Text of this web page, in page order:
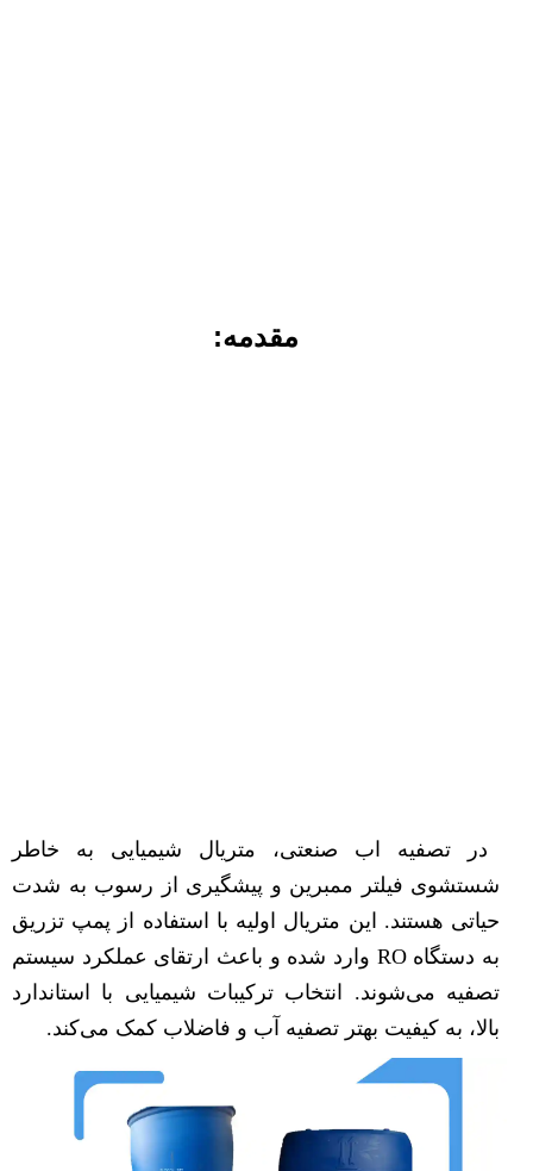
مقدمه:
در تصفیه اب صنعتی، متریال شیمیایی به خاطر
شستشوی فیلتر ممبرین و پیشگیری از رسوب به شدت
حیاتی هستند. این متریال اولیه با استفاده از پمپ تزریق
به دستگاه RO وارد شده و باعث ارتقای عملکرد سیستم
تصفیه می‌شوند. انتخاب ترکیبات شیمیایی با استاندارد
بالا، به کیفیت بهتر تصفیه آب و فاضلاب کمک می‌کند.